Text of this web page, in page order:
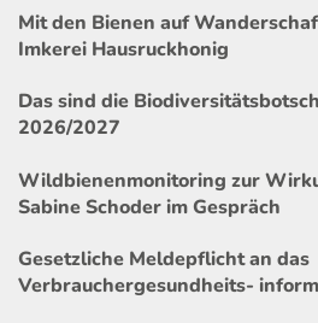
Mit den Bienen auf
Imkerei Hausruckhonig
Das sind die
2026/2027
Wildbienenmonitoring zur
Sabine Schoder im Gespräch
Gesetzliche Meldepflicht an das
Verbrauchergesundheits-